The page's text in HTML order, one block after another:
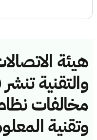
هيئة
والتقنية
مخالفات
وتقنية